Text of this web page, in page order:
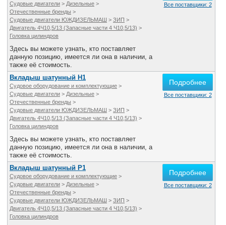
Судовые двигатели > Дизельные >
Отечественные бренды >
Судовые двигатели ЮЖДИЗЕЛЬМАШ > ЗИП >
Двигатель 4Ч10,5/13 (Запасные части 4 Ч10,5/13) >
Головка цилиндров
Здесь вы можете узнать, кто поставляет
данную позицию, имеется ли она в наличии, а
также её стоимость.
Все поставщики: 2
Вкладыш шатунный Н1
Судовое оборудование и комплектующие >
Судовые двигатели > Дизельные >
Отечественные бренды >
Судовые двигатели ЮЖДИЗЕЛЬМАШ > ЗИП >
Двигатель 4Ч10,5/13 (Запасные части 4 Ч10,5/13) >
Головка цилиндров
Здесь вы можете узнать, кто поставляет
данную позицию, имеется ли она в наличии, а
также её стоимость.
Подробнее
Все поставщики: 2
Вкладыш шатунный Р1
Судовое оборудование и комплектующие >
Судовые двигатели > Дизельные >
Отечественные бренды >
Судовые двигатели ЮЖДИЗЕЛЬМАШ > ЗИП >
Двигатель 4Ч10,5/13 (Запасные части 4 Ч10,5/13) >
Головка цилиндров
Подробнее
Все поставщики: 2